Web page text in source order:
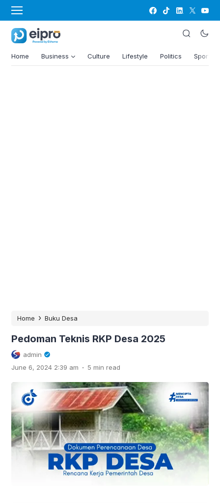
Home Business Culture Lifestyle Politics Sports
Home › Buku Desa
Pedoman Teknis RKP Desa 2025
admin
June 6, 2024 2:39 am . 5 min read